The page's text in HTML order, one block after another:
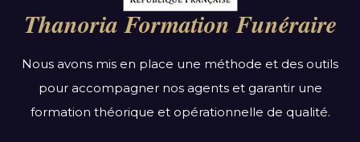
Bourgogne-Franche-Comté
Bretagne
Centre-Val de Loire
Grand Est
Hauts-de-France
Thanoria Formation Funéraire
Nous avons mis en place une méthode et des outils
pour accompagner nos agents et garantir une
formation théorique et opérationnelle de qualité.